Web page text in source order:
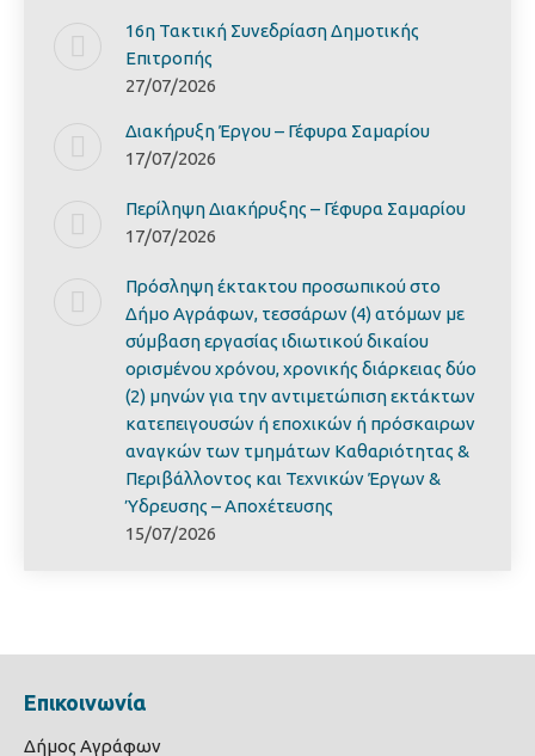
16η Τακτική Συνεδρίαση Δημοτικής
Επιτροπής
27/07/2026
Διακήρυξη Έργoυ – Γέφυρα Σαμαρίoυ
17/07/2026
Περίληψη Διακήρυξης – Γέφυρα Σαμαρίoυ
17/07/2026
Πρόσληψη έκτακτου προσωπικού στο
Δήμο Αγράφων, τεσσάρων (4) ατόμων με
σύμβαση εργασίας ιδιωτικού δικαίου
ορισμένου χρόνου, χρονικής διάρκειας δύο
(2) μηνών για την αντιμετώπιση εκτάκτων
κατεπειγουσών ή εποχικών ή πρόσκαιρων
αναγκών των τμημάτων Καθαριότητας &
Περιβάλλοντος και Τεχνικών Έργων &
Ύδρευσης – Αποχέτευσης
15/07/2026
Επικοινωνία
Δήμος Αγράφων